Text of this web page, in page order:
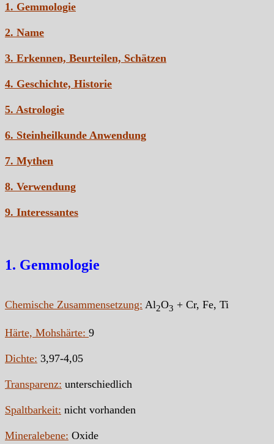
1. Gemmologie
2. Name
3. Erkennen, Beurteilen, Schätzen
4. Geschichte, Historie
5. Astrologie
6. Steinheilkunde Anwendung
7. Mythen
8. Verwendung
9. Interessantes
1. Gemmologie
Chemische Zusammensetzung: Al2O3 + Cr, Fe, Ti
Härte, Mohshärte: 9
Dichte: 3,97-4,05
Transparenz: unterschiedlich
Spaltbarkeit: nicht vorhanden
Mineralebene: Oxide